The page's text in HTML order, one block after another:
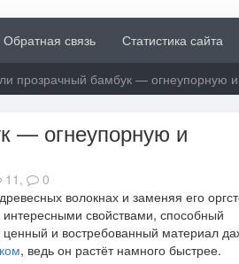
Обратная связь Статистика сайта
прозрачный бамбук — огнеупорную
— огнеупорную и
11,
0
волокнах и заменяя его
свойствами, способный
и востребованный материал
, ведь он растёт намного быстрее.